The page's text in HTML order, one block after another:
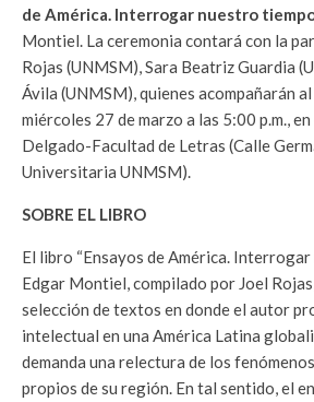
de América. Interrogar nuestro
Montiel. La ceremonia contará con la
Rojas (UNMSM), Sara Beatriz Guardia
Ávila (UNMSM), quienes acompañarán
miércoles 27 de marzo a las 5:00 p.m.,
Delgado-Facultad de Letras (Calle
Universitaria UNMSM).
SOBRE EL LIBRO
El libro “Ensayos de América.
Edgar Montiel, compilado por Joel
selección de textos en donde el autor
intelectual en una América Latina
demanda una relectura de los
propios de su región. En tal sentido, el